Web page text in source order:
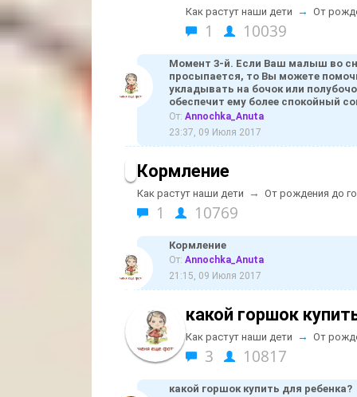
Как растут наши дети → От
1 10039
Момент 3-й. Если Ваш малыш во
просыпается, то Вы можете
укладывать на бочок или
обеспечит ему более спокойный
От: Annochka_Anuta
23:37, 09 Июля 2017
Кормление
Как растут наши дети → От рождения до
1 10769
Кормление
От: Annochka_Anuta
21:15, 09 Июля 2017
какой горшок
Как растут наши дети → От
3 10817
какой горшок купить для ребенка?